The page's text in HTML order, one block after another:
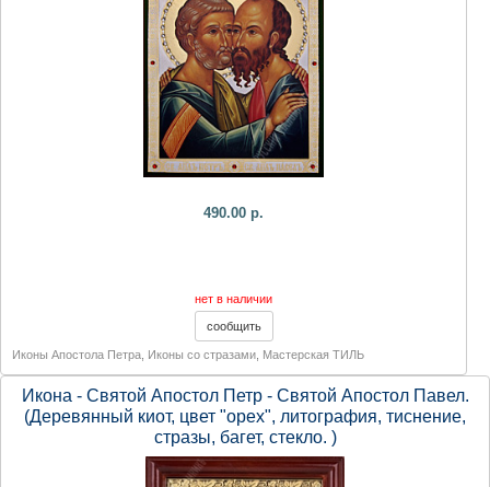
490.00 р.
нет в наличии
Иконы Апостола Петра Иконы со стразами Мастерская ТИЛЬ
Икона - Святой Апостол Петр - Святой Апостол Павел.
(Деревянный киот, цвет "орех", литография, тиснение,
стразы, багет, стекло. )